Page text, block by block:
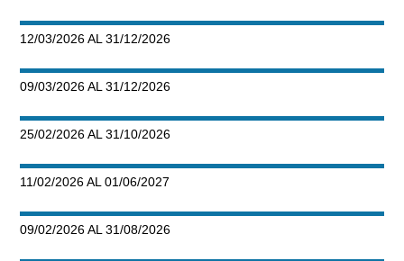
12/03/2026 AL 31/12/2026
09/03/2026 AL 31/12/2026
25/02/2026 AL 31/10/2026
11/02/2026 AL 01/06/2027
09/02/2026 AL 31/08/2026